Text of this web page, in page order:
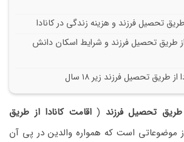
طریق تحصیل فرزند و هزینه زندگی در کانادا
از طریق تحصیل فرزند و شرایط اسکان دانش
طریق تحصیل فرزند زیر ۱۸ سال
طریق تحصیل فرزند (اقامت کانادا از طریق
موضوعاتی است که همواره والدین در پی آن